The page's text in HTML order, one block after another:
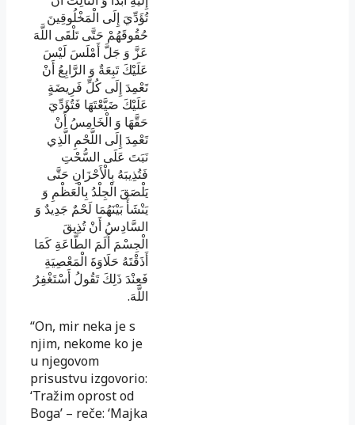
تُؤَدِّيَ إِلَى الْمَخْلُوقِينَ
حُقُوقَهُمْ حَتَّى تَلْقَى اللَّهَ
عَزَّ وَ جَلَّ أَمْلَسَ لَيْسَ
عَلَيْكَ تَبِعَةٌ وَ الرَّابِعُ أَنْ
تَعْمِدَ إِلَى كُلِّ فَرِيضَةٍ
عَلَيْكَ ضَيَّعْتَهَا فَتُؤَدِّيَ
حَقَّهَا وَ الْخَامِسُ أَنْ
تَعْمِدَ إِلَى اللَّحْمِ الَّذِي
نَبَتَ عَلَى السُّحْتِ
فَتُذِيبَهُ بِالْأَحْزَانِ حَتَّى
يَلْصَقَ الْجِلْدُ بِالْعَظْمِ وَ
يَنْشَأَ بَيْنَهُمَا لَحْمٌ جَدِيدٌ وَ
السَّادِسُ أَنْ تُذِيقَ
الْجِسْمَ أَلَمَ الطَّاعَةِ كَمَا
أَذَقْتَهُ حَلَاوَةَ الْمَعْصِيَةِ
فَعِنْدَ ذَلِكَ تَقُولُ أَسْتَغْفِرُ
اللَّهَ.
“On, mir neka je s
njim, nekome ko je
u njegovom
prisustvu izgovorio:
‘Tražim oprost od
Boga’ – reče: ‘Majka